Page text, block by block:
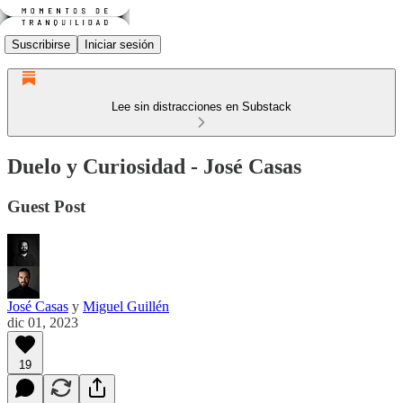
Suscribirse Iniciar sesión
Lee sin distracciones en Substack
Duelo y Curiosidad - José Casas
Guest Post
José Casas y Miguel Guillén
dic 01, 2023
19